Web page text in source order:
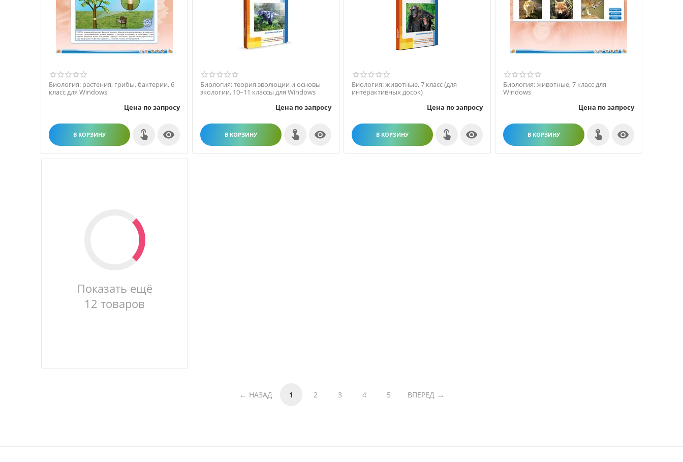
Биология: растения, грибы, бактерии, 6
класс для Windows
Цена по запросу
В КОРЗИНУ 
Биология: теория эволюции и основы
экологии, 10–11 классы для Windows
Цена по запросу
В КОРЗИНУ 
Биология: животные, 7 класс (для
интерактивных досок)
Цена по запросу
В КОРЗИНУ 
Биология: животные, 7 класс для
Windows
Цена по запросу
В КОРЗИНУ 
Показать ещё
12 товаров
НАЗАД 1 2 3 4 5 ВПЕРЕД